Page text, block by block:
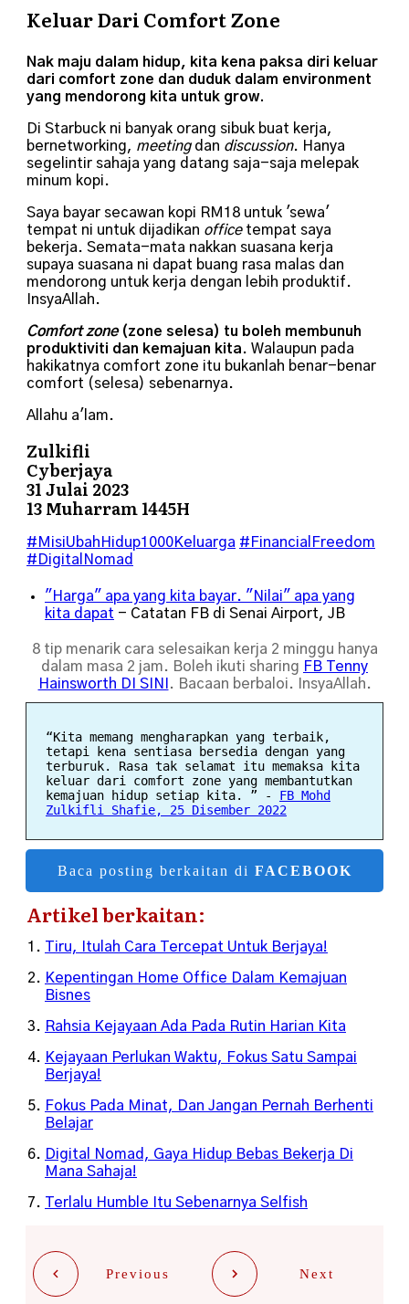
Keluar Dari Comfort Zone
Nak maju dalam hidup, kita kena paksa diri keluar
dari comfort zone dan duduk dalam environment
yang mendorong kita untuk grow.
Di Starbuck ni banyak orang sibuk buat kerja,
bernetworking, meetingdan discussion. Hanya
segelintir sahaja yang datang saja-saja melepak
minum kopi.
Saya bayar secawan kopi RM18 untuk 'sewa'
tempat ni untuk dijadikan officetempat saya
bekerja. Semata-mata nakkan suasana kerja
supaya suasana ni dapat buang rasa malas dan
mendorong untuk kerja dengan lebih produktif.
InsyaAllah.
Comfort zone(zone selesa) tu boleh membunuh
produktiviti dan kemajuan kita. Walaupun pada
hakikatnya comfort zone itu bukanlah benar-benar
comfort (selesa) sebenarnya.
Allahu a'lam.
Zulkifli
Cyberjaya
31 Julai 2023
13 Muharram 1445H
#MisiUbahHidup1000Keluarga #FinancialFreedom
#DigitalNomad
"Harga" apa yang kita bayar. "Nilai" apa yang
kita dapat - Catatan FB di Senai Airport, JB
8 tip menarik cara selesaikan kerja 2 minggu hanya
dalam masa 2 jam. Boleh ikuti sharing FB Tenny
Hainsworth DI SINI . Bacaan berbaloi. InsyaAllah.
“Kita memang mengharapkan yang terbaik,
tetapi kena sentiasa bersedia dengan yang
terburuk. Rasa tak selamat itu memaksa kita
keluar dari comfort zone yang membantutkan
kemajuan hidup setiap kita. ”
- FB Mohd
Zulkifli Shafie, 25 Disember 2022
Baca posting berkaitan di FACEBOOK
Artikel berkaitan:
Tiru, Itulah Cara Tercepat Untuk Berjaya!
Kepentingan Home Office Dalam Kemajuan
Bisnes
Rahsia Kejayaan Ada Pada Rutin Harian Kita
Kejayaan Perlukan Waktu, Fokus Satu Sampai
Berjaya!
Fokus Pada Minat, Dan Jangan Pernah Berhenti
Belajar
Digital Nomad, Gaya Hidup Bebas Bekerja Di
Mana Sahaja!
Terlalu Humble Itu Sebenarnya Selfish
Previous Next